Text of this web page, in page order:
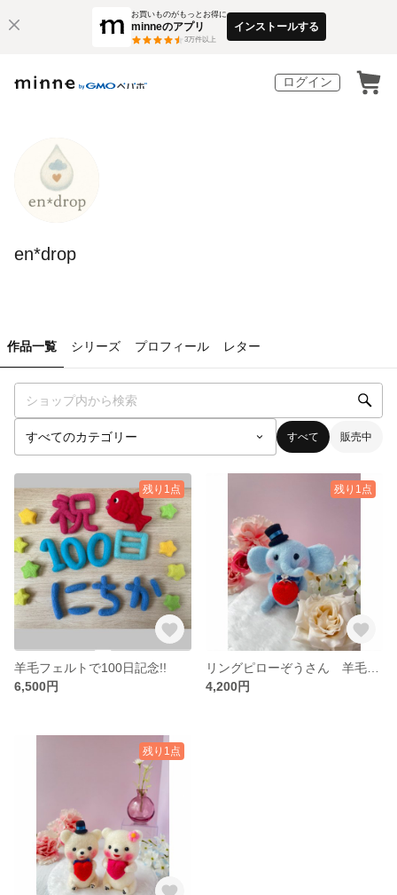
お買いものがもっとお得に
minneのアプリ
3万件以上
インストールする
ログイン
en*drop
作品一覧 シリーズ プロフィール レター
すべて 販売中
残り1点
羊毛フェルトで100日記念!!
6,500円
残り1点
4,200円
残り1点